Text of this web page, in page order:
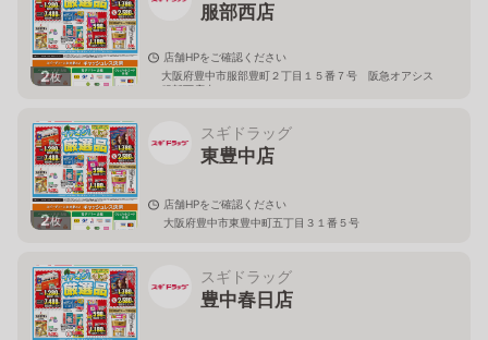
2枚
服部西店
店舗HPをご確認ください
大阪府豊中市服部豊町２丁目１５番７号 阪急オアシス
服部西店内
2枚
スギドラッグ
東豊中店
店舗HPをご確認ください
大阪府豊中市東豊中町五丁目３１番５号
スギドラッグ
豊中春日店